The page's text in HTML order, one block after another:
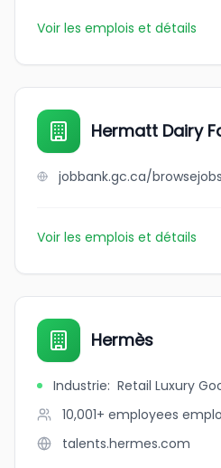
Voir les emplois et détails
Hermatt Dairy
Voir les emplois et détails
Hermès
Industrie: Retail Luxury
10,001+ employees
talents.hermes.com